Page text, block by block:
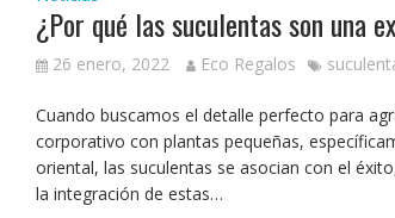
¿Por qué las suculentas son una
26 enero, 2022 Eco Regalos
Cuando buscamos el detalle perfecto para
corporativo con plantas pequeñas,
oriental, las suculentas se asocian con el
la integración de estas…